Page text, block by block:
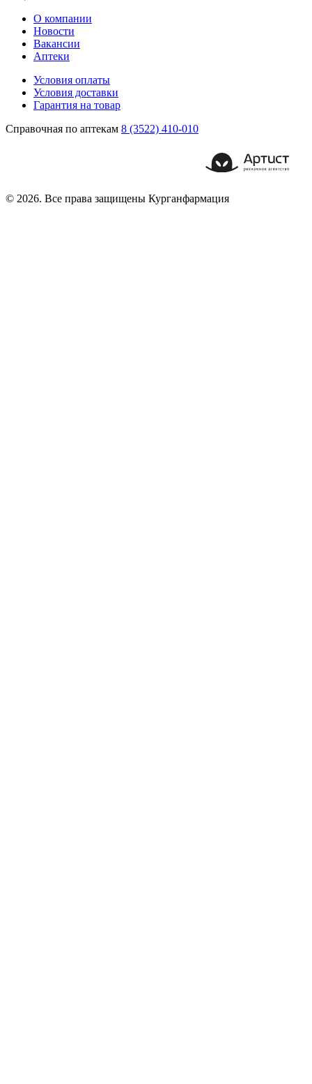
О компании
Новости
Вакансии
Аптеки
Условия оплаты
Условия доставки
Гарантия на товар
Справочная по аптекам 8 (3522) 410-010
© 2026. Все права защищены Курганфармация